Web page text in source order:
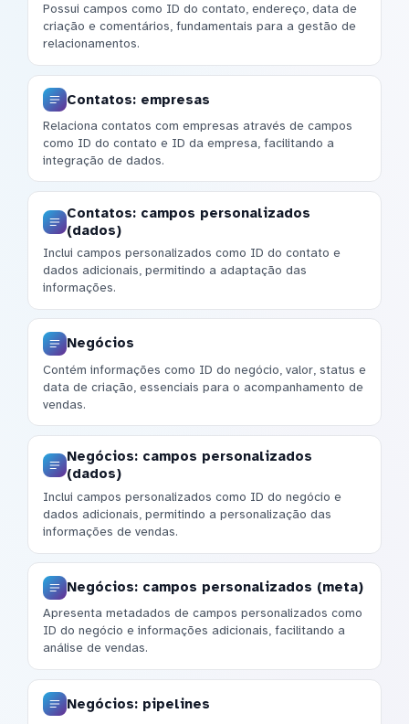
Possui campos como ID do contato, endereço, data de
criação e comentários, fundamentais para a gestão de
relacionamentos.
Contatos: empresas
Relaciona contatos com empresas através de campos
como ID do contato e ID da empresa, facilitando a
integração de dados.
Contatos: campos personalizados
(dados)
Inclui campos personalizados como ID do contato e
dados adicionais, permitindo a adaptação das
informações.
Negócios
Contém informações como ID do negócio, valor, status e
data de criação, essenciais para o acompanhamento de
vendas.
Negócios: campos personalizados
(dados)
Inclui campos personalizados como ID do negócio e
dados adicionais, permitindo a personalização das
informações de vendas.
Negócios: campos personalizados (meta)
Apresenta metadados de campos personalizados como
ID do negócio e informações adicionais, facilitando a
análise de vendas.
Negócios: pipelines